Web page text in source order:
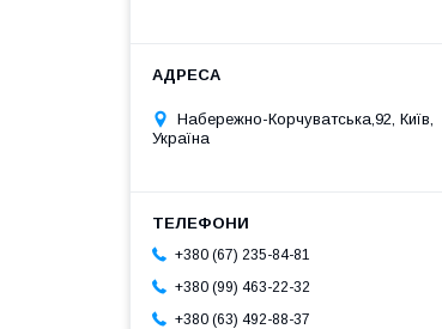
Набережно-Корчуватська,92, Київ,
Україна
+380 (67) 235-84-81
+380 (99) 463-22-32
+380 (63) 492-88-37